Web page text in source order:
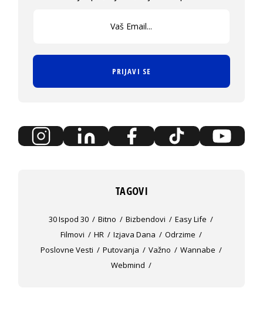
PRIJAVI SE
TAGOVI
30 Ispod 30 Bitno Bizbendovi
Easy Life
Filmovi
HR Izjava Dana
Odrzime
Poslovne Vesti
Putovanja Važno
Wannabe
Webmind